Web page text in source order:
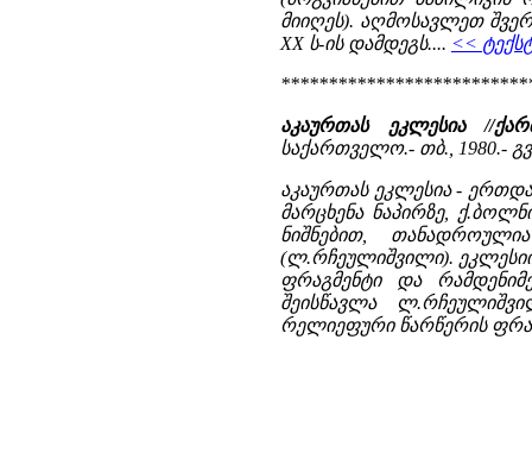
მიიღეს). აღმოსავლეთ
XX ს-ის დამდეგს.... <<
აკაურთას ეკლესია //
საქართველო.- თბ., 1980.-
აკაურთას ეკლესია -
მარცხენა ნაპირზე,
ნიშნებით,
(ლ.რჩეულიშვილი).
ფრაგმენტი და
შეისწავლა
რელიეფური წარწერის